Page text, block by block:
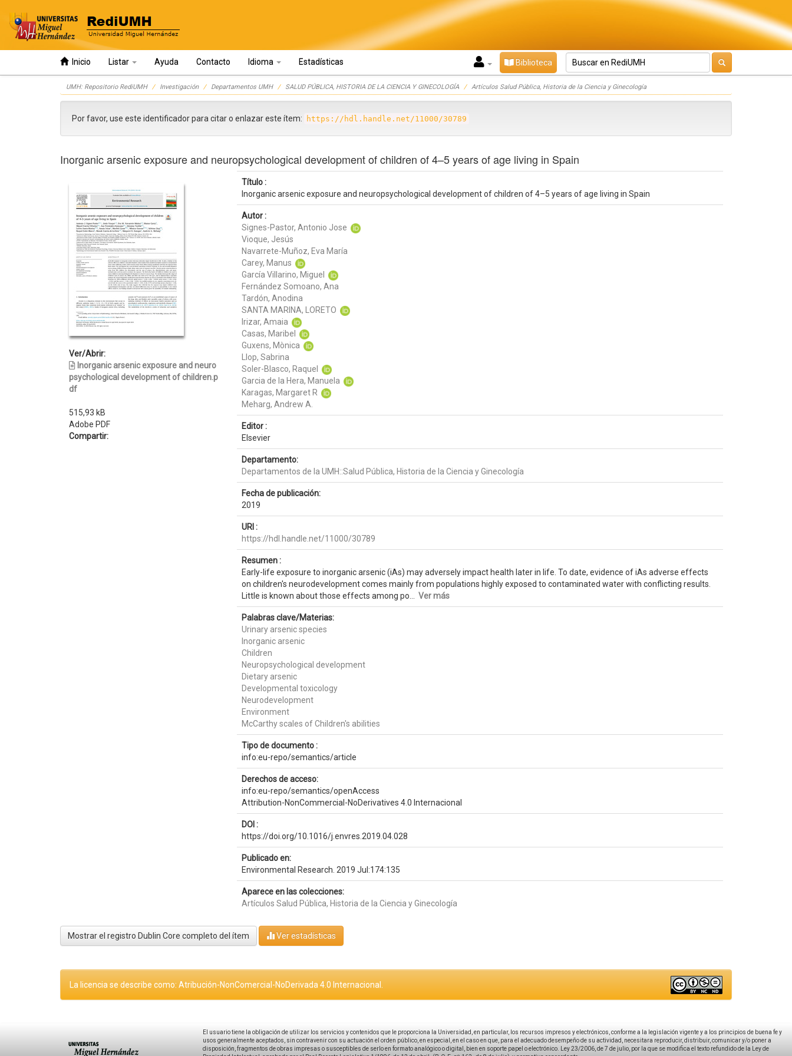
Inicio Listar Ayuda Contacto Idioma Estadísticas Biblioteca
UMH: Repositorio RediUMH Investigación Departamentos UMH SALUD PÚBLICA, HISTORIA DE LA CIENCIA Y GINECOLOGÍA Artículos Salud Pública, Historia de la Ciencia y Ginecología
Por favor, use este identificador para citar o enlazar este ítem: https://hdl.handle.net/11000/30789
Inorganic arsenic exposure and neuropsychological development of children of 4–5 years of age living in Spain
Ver/Abrir:
Inorganic arsenic exposure and neuro
psychological development of children.p
df
515,93 kB
Adobe PDF
Compartir:
Título :
Inorganic arsenic exposure and neuropsychological development of children of 4–5 years of age living in Spain
Autor :
Signes-Pastor, Antonio Jose
Vioque, Jesús
Navarrete-Muñoz, Eva María
Carey, Manus
García Villarino, Miguel
Fernández Somoano, Ana
Tardón, Anodina
SANTA MARINA, LORETO
Irizar, Amaia
Casas, Maribel
Guxens, Mònica
Llop, Sabrina
Soler-Blasco, Raquel
Garcia de la Hera, Manuela
Karagas, Margaret R
Meharg, Andrew A.
Editor :
Elsevier
Departamento:
Departamentos de la UMH::Salud Pública, Historia de la Ciencia y Ginecología
Fecha de publicación:
2019
URI :
https://hdl.handle.net/11000/30789
Resumen :
Early-life exposure to inorganic arsenic (iAs) may adversely impact health later in life. To date, evidence of iAs adverse effects
on children's neurodevelopment comes mainly from populations highly exposed to contaminated water with conflicting results.
Little is known about those effects among po... Ver más
Palabras clave/Materias:
Urinary arsenic species
Inorganic arsenic
Children
Neuropsychological development
Dietary arsenic
Developmental toxicology
Neurodevelopment
Environment
McCarthy scales of Children's abilities
Tipo de documento :
info:eu-repo/semantics/article
Derechos de acceso:
info:eu-repo/semantics/openAccess
Attribution-NonCommercial-NoDerivatives 4.0 Internacional
DOI :
https://doi.org/10.1016/j.envres.2019.04.028
Publicado en:
Environmental Research. 2019 Jul:174:135
Aparece en las colecciones:
Artículos Salud Pública, Historia de la Ciencia y Ginecología
Mostrar el registro Dublin Core completo del ítem Ver estadísticas
La licencia se describe como: Atribución-NonComercial-NoDerivada 4.0 Internacional.
El usuario tiene la obligación de utilizar los servicios y contenidos que le proporciona la Universidad, en particular, los recursos impresos y electrónicos, conforme a la legislación vigente y a los principios de buena fe y
usos generalmente aceptados, sin contravenir con su actuación el orden público, en especial, en el caso en que, para el adecuado desempeño de su actividad, necesitara reproducir, distribuir, comunicar y/o poner a
disposición, fragmentos de obras impresas o susceptibles de serlo en formato analógico o digital, bien en soporte papel o electrónico. Ley 23/2006, de 7 de julio, por la que se modifica el texto refundido de la Ley de